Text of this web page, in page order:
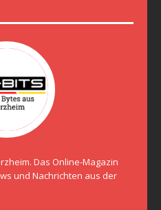
Das Online-Magazin
und Nachrichten aus der